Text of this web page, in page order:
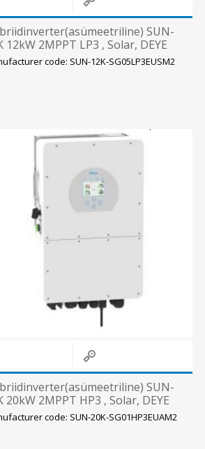
SUN-
12kW 2MPPT LP3 , Solar, DEYE
code: SUN-12K-SG05LP3EUSM2
SUN-
20kW 2MPPT HP3 , Solar, DEYE
code: SUN-20K-SG01HP3EUAM2